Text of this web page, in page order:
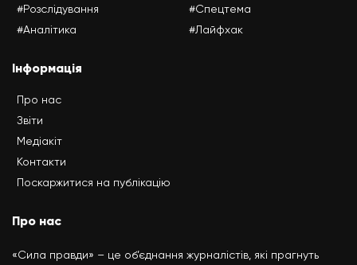
#Розслідування
#Аналітика
#Спецтема
#Лайфхак
Інформація
Про нас
Звіти
Медіакіт
Контакти
Поскаржитися на публікацію
Про нас
«Сила правди» – це об’єднання журналістів, які прагнуть